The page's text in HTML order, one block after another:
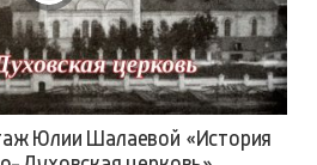
Юлии Шалаевой «История